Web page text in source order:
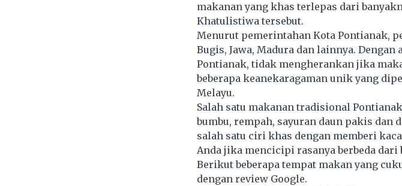
makanan yang khas terlepas dari
Khatulistiwa tersebut.
Menurut pemerintahan Kota Pontianak,
Bugis, Jawa, Madura dan lainnya.
Pontianak, tidak mengherankan jika
beberapa keanekaragaman unik yang
Melayu.
Salah satu makanan tradisional Pontianak
bumbu, rempah, sayuran daun pakis
salah satu ciri khas dengan memberi
Anda jika mencicipi rasanya berbeda dari
Berikut beberapa tempat makan yang
dengan review Google.